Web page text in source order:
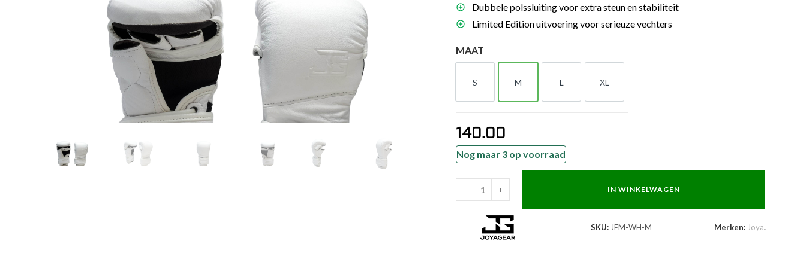
Brazilian Jiu jitsu
Voor dames
Zakhandschoenen
Trainingsartikelen
Bokszak
Bevestigingsmateriaal
bokszak
Bokspoppen
Stootkussens en pads
Dubbele polssluiting voor extra steun en stabiliteit
Limited Edition uitvoering voor serieuze vechters
MAAT
S
S
M
M
L
L
XL
XL
140.00
Nog maar 3 op voorraad
Performance
- + IN WINKELWAGEN
SKU: JEM-WH-M Merken: Joya.